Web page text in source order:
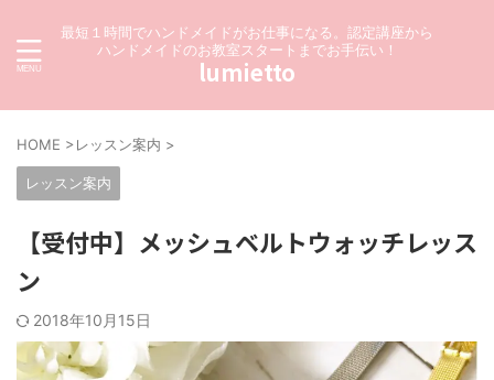
最短１時間でハンドメイドがお仕事になる。認定講座から
ハンドメイドのお教室スタートまでお手伝い！
lumietto
HOME >レッスン案内 >
レッスン案内
【受付中】メッシュベルトウォッチレッス
ン
2018年10月15日